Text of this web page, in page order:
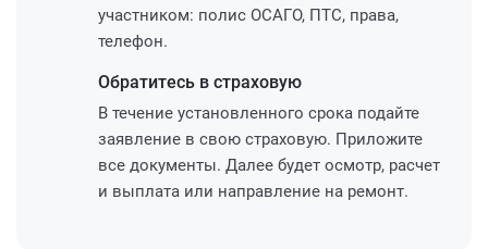
участником: полис ОСАГО, ПТС, права,
телефон.
Обратитесь в страховую
В течение установленного срока подайте
заявление в свою страховую. Приложите
все документы. Далее будет осмотр, расчет
и выплата или направление на ремонт.